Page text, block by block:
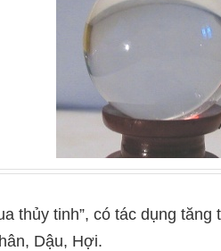
thủy tinh”, có tác dụng tăng
Dậu, Hợi.